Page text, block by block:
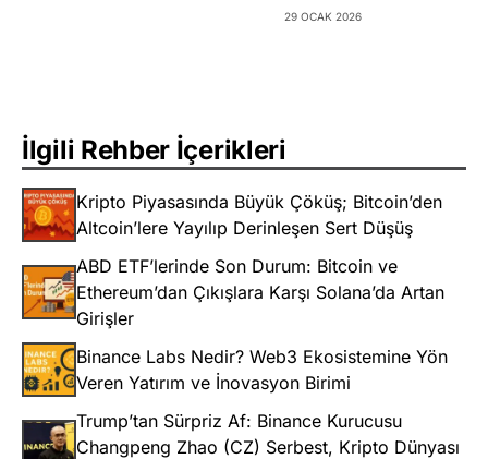
29 OCAK 2026
İlgili Rehber İçerikleri
Kripto Piyasasında Büyük Çöküş; Bitcoin’den
Altcoin’lere Yayılıp Derinleşen Sert Düşüş
ABD ETF’lerinde Son Durum: Bitcoin ve
Ethereum’dan Çıkışlara Karşı Solana’da Artan
Girişler
Binance Labs Nedir? Web3 Ekosistemine Yön
Veren Yatırım ve İnovasyon Birimi
Trump’tan Sürpriz Af: Binance Kurucusu
Changpeng Zhao (CZ) Serbest, Kripto Dünyası